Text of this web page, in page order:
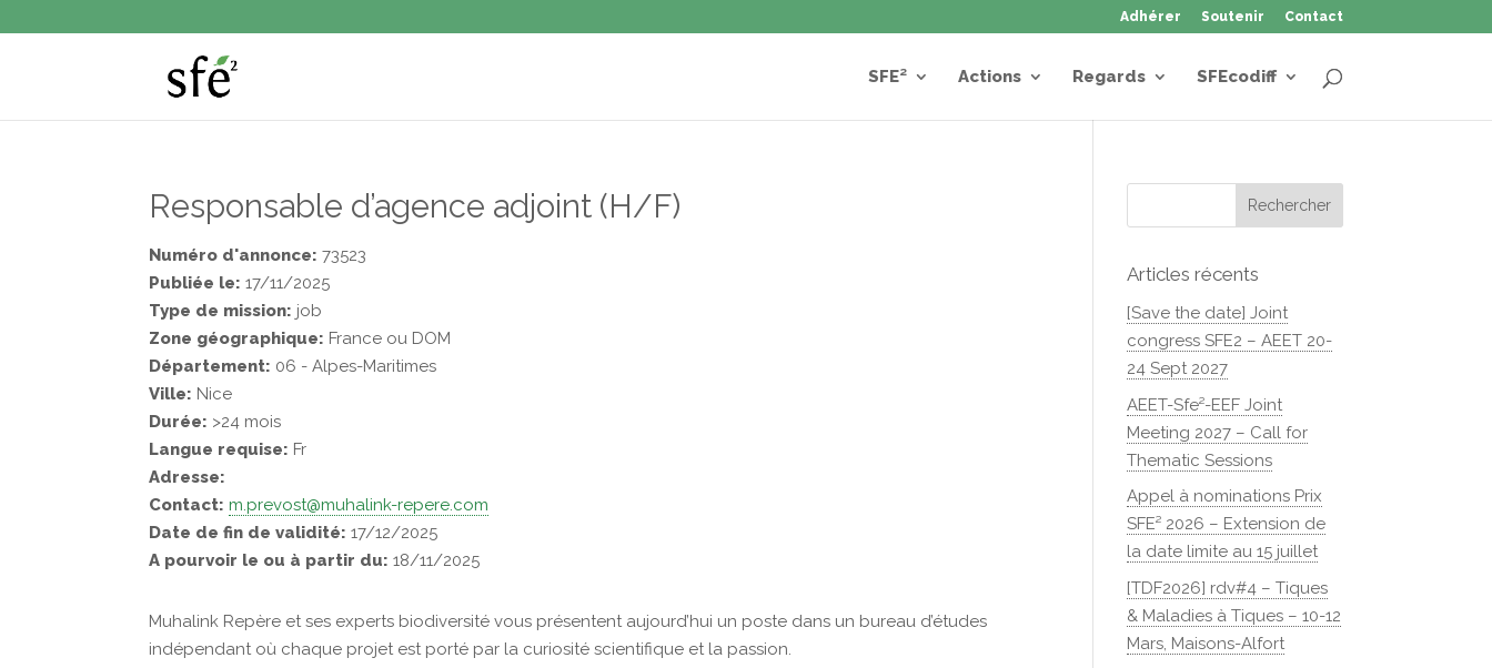
Adhérer Soutenir Contact
SFE² Actions Regards SFEcodiff
Responsable d’agence adjoint (H/F)
Numéro d'annonce: 73523
Publiée le: 17/11/2025
Type de mission: job
Zone géographique: France ou DOM
Département: 06 - Alpes-Maritimes
Ville: Nice
Durée: >24 mois
Langue requise: Fr
Adresse:
Contact: m.prevost@muhalink-repere.com
Date de fin de validité: 17/12/2025
A pourvoir le ou à partir du: 18/11/2025
Muhalink Repère et ses experts biodiversité vous présentent aujourd’hui un poste dans un bureau d’études
indépendant où chaque projet est porté par la curiosité scientifique et la passion.
Articles récents
[Save the date] Joint
congress SFE2 – AEET 20-
24 Sept 2027
AEET-Sfe²-EEF Joint
Meeting 2027 – Call for
Thematic Sessions
Appel à nominations Prix
SFE² 2026 – Extension de
la date limite au 15 juillet
[TDF2026] rdv#4 – Tiques
& Maladies à Tiques – 10-12
Mars, Maisons-Alfort